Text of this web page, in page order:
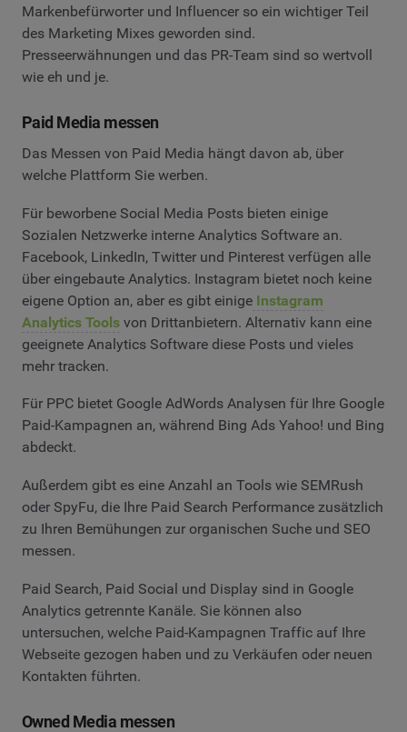
Markenbefürworter und Influencer so ein wichtiger Teil
des Marketing Mixes geworden sind.
Presseerwähnungen und das PR-Team sind so wertvoll
wie eh und je.
Paid Media messen
Das Messen von Paid Media hängt davon ab, über
welche Plattform Sie werben.
Für beworbene Social Media Posts bieten einige
Sozialen Netzwerke interne Analytics Software an.
Facebook, LinkedIn, Twitter und Pinterest verfügen alle
über eingebaute Analytics. Instagram bietet noch keine
eigene Option an, aber es gibt einige Instagram
Analytics Tools von Drittanbietern. Alternativ kann eine
geeignete Analytics Software diese Posts und vieles
mehr tracken.
Für PPC bietet Google AdWords Analysen für Ihre Google
Paid-Kampagnen an, während Bing Ads Yahoo! und Bing
abdeckt.
Außerdem gibt es eine Anzahl an Tools wie SEMRush
oder SpyFu, die Ihre Paid Search Performance zusätzlich
zu Ihren Bemühungen zur organischen Suche und SEO
messen.
Paid Search, Paid Social und Display sind in Google
Analytics getrennte Kanäle. Sie können also
untersuchen, welche Paid-Kampagnen Traffic auf Ihre
Webseite gezogen haben und zu Verkäufen oder neuen
Kontakten führten.
Owned Media messen